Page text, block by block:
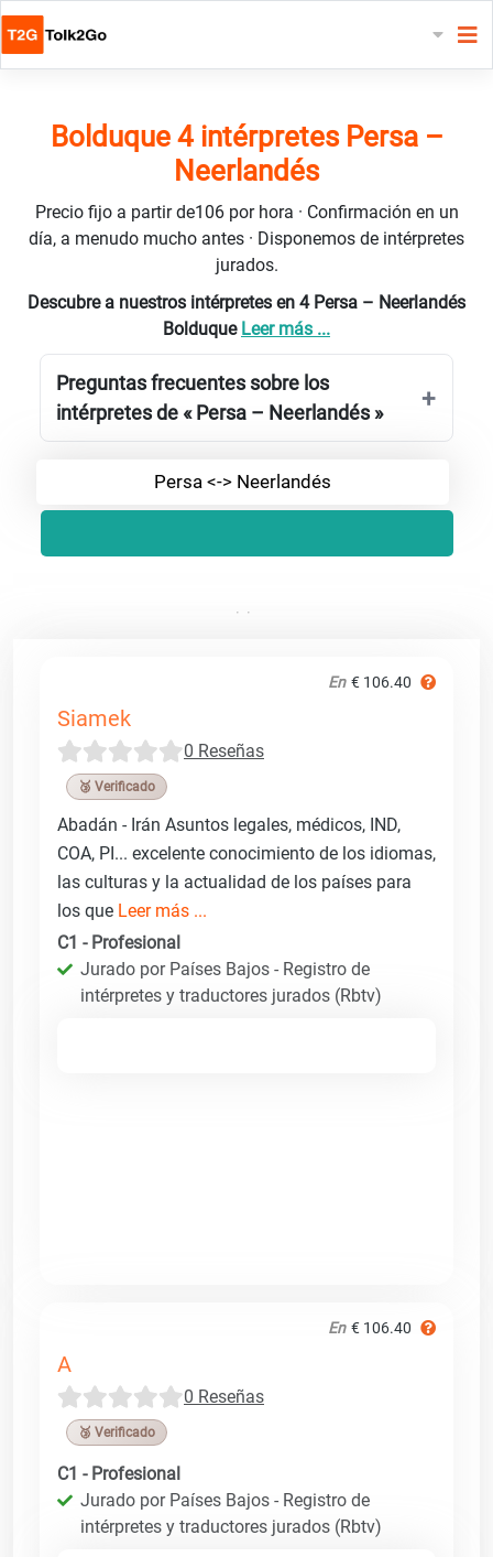
Bolduque 4 intérpretes Persa –
Neerlandés
Precio fijo a partir de106 por hora · Confirmación en un
día, a menudo mucho antes · Disponemos de intérpretes
jurados.
Descubre a nuestros intérpretes en 4 Persa – Neerlandés
Bolduque Leer más ...
Preguntas frecuentes sobre los
intérpretes de « Persa – Neerlandés »
Persa <-> Neerlandés
En € 106.40
Siamek
0 Reseñas
🥉 Verificado
Abadán - Irán Asuntos legales, médicos, IND,
COA, PI... excelente conocimiento de los idiomas,
las culturas y la actualidad de los países para
los que Leer más ...
C1 - Profesional
Jurado por Países Bajos - Registro de
intérpretes y traductores jurados (Rbtv)
En € 106.40
A
0 Reseñas
🥉 Verificado
C1 - Profesional
Jurado por Países Bajos - Registro de
intérpretes y traductores jurados (Rbtv)